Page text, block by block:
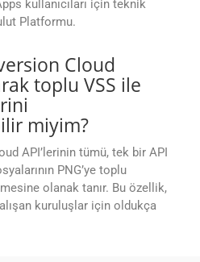
kullanıcıları için teknik
Platformu.
Cloud
toplu VSS ile
miyim?
API’lerinin tümü, tek bir API
PNG’ye toplu
olanak tanır. Bu özellik,
kuruluşlar için oldukça